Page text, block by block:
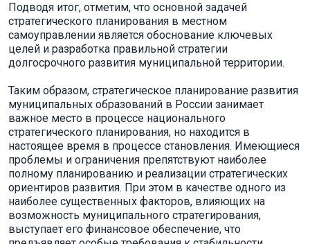
Подводя итог, отметим, что основной задачей
стратегического планирования в местном
самоуправлении является обоснование ключевых
целей и разработка правильной стратегии
долгосрочного развития муниципальной территории.
Таким образом, стратегическое планирование развития
муниципальных образований в России занимает
важное место в процессе национального
стратегического планирования, но находится в
настоящее время в процессе становления. Имеющиеся
проблемы и ограничения препятствуют наиболее
полному планированию и реализации стратегических
ориентиров развития. При этом в качестве одного из
наиболее существенных факторов, влияющих на
возможность муниципального стратегирования,
выступает его финансовое обеспечение, что